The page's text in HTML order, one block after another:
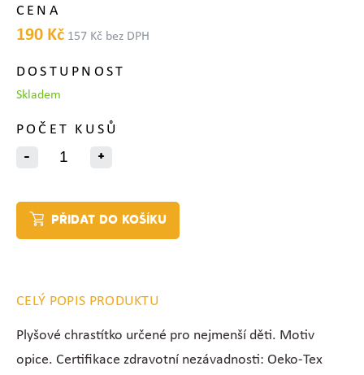
CENA
190 Kč 157 Kč bez DPH
DOSTUPNOST
Skladem
POČET KUSŮ
-
+
PŘIDAT DO KOŠÍKU
CELÝ POPIS PRODUKTU
Plyšové chrastítko určené pro nejmenší děti. Motiv
opice. Certifikace zdravotní nezávadnosti: Oeko-Tex